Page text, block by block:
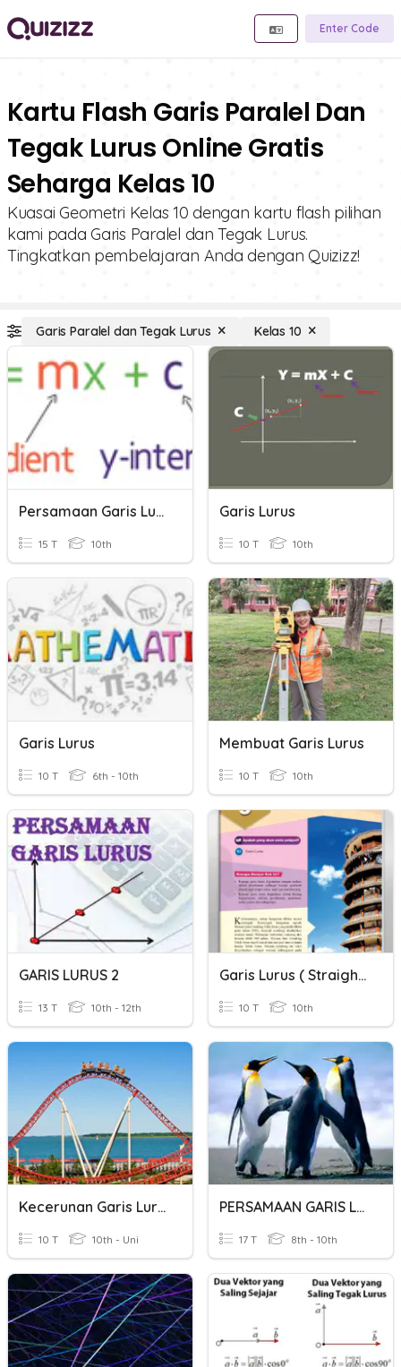
Enter Code
Kartu Flash Garis Paralel Dan
Tegak Lurus Online Gratis
Seharga Kelas 10
Kuasai Geometri Kelas 10 dengan kartu flash pilihan
kami pada Garis Paralel dan Tegak Lurus.
Tingkatkan pembelajaran Anda dengan Quizizz!
Garis Paralel dan Tegak Lurus Kelas 10
Persamaan Garis Lurus
15 T 10th
Garis Lurus
10 T 10th
Garis Lurus
10 T 6th - 10th
Membuat Garis Lurus
10 T 10th
GARIS LURUS 2
13 T 10th - 12th
Garis Lurus ( Straight Lines )
10 T 10th
Kecerunan Garis Lurus
10 T 10th - Uni
PERSAMAAN GARIS LURUS
17 T 8th - 10th